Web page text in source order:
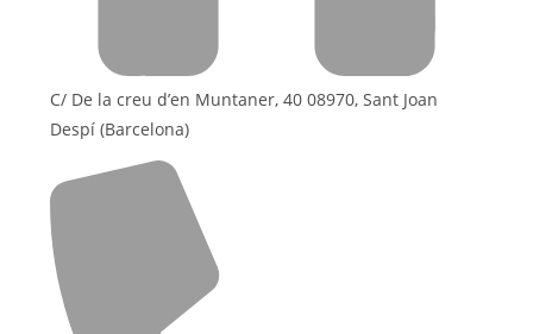
C/ De la creu d’en Muntaner, 40 08970, Sant Joan
Despí (Barcelona)